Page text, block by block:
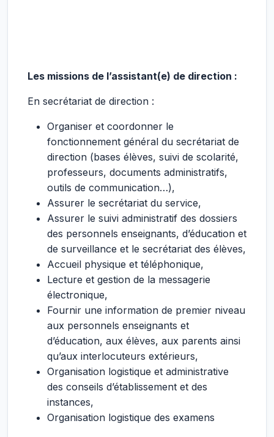
Les missions de l’assistant(e) de direction :
En secrétariat de direction :
Organiser et coordonner le
fonctionnement général du secrétariat de
direction (bases élèves, suivi de scolarité,
professeurs, documents administratifs,
outils de communication…),
Assurer le secrétariat du service,
Assurer le suivi administratif des dossiers
des personnels enseignants, d’éducation et
de surveillance et le secrétariat des élèves,
Accueil physique et téléphonique,
Lecture et gestion de la messagerie
électronique,
Fournir une information de premier niveau
aux personnels enseignants et
d’éducation, aux élèves, aux parents ainsi
qu’aux interlocuteurs extérieurs,
Organisation logistique et administrative
des conseils d’établissement et des
instances,
Organisation logistique des examens